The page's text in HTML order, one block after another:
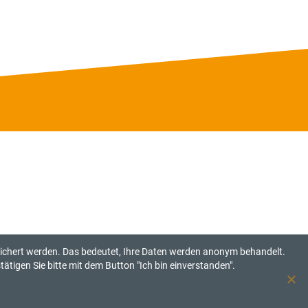
werden. Das bedeutet, Ihre Daten werden anonym behandelt.
Sie bitte mit dem Button "Ich bin einverstanden".